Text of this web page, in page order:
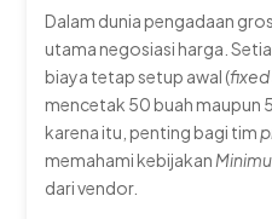
Dalam dunia pengadaan
utama negosiasi harga.
biaya tetap setup awal (
mencetak 50 buah maupun
karena itu, penting bagi tim
memahami kebijakan
dari vendor.